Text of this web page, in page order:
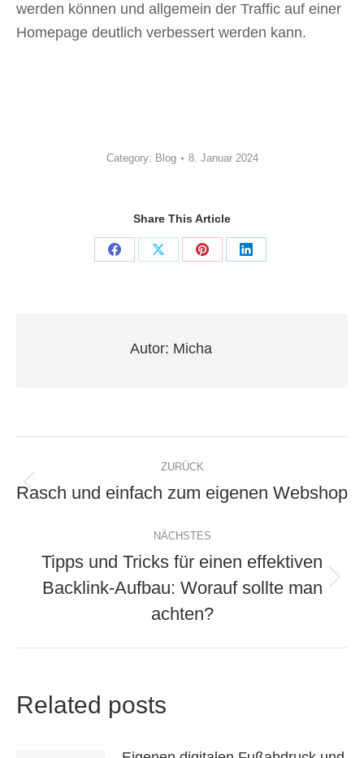
werden können und allgemein der Traffic auf einer
Homepage deutlich verbessert werden kann.
Category: Blog 8. Januar 2024
Share This Article
Share
Share
Share
Share
Autor: Micha
Kommentarnavigation
ZURÜCK
Vorheriger
Rasch und einfach zum eigenen Webshop
NÄCHSTES
Nächster
Beitrag:
Tipps und Tricks für einen effektiven
Backlink-Aufbau: Worauf sollte man
achten?
Related posts